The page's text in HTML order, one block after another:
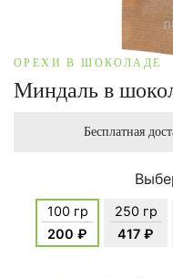
ОРЕХИ В ШОКОЛАДЕ
Миндаль в
Бесплатная
100 гр
200 ₽
250 гр
417 ₽